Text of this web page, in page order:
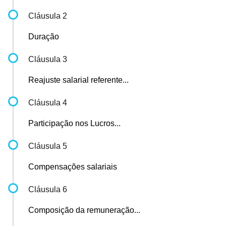
Cláusula 2
Duração
Cláusula 3
Reajuste salarial referente...
Cláusula 4
Participação nos Lucros...
Cláusula 5
Compensações salariais
Cláusula 6
Composição da remuneração...